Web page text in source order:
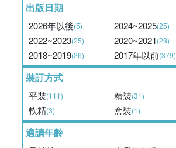
出版日期
2026年以後(5) 2024~2025(25)
2022~2023(25) 2020~2021(28)
2018~2019(26) 2017年以前(379)
裝訂方式
平裝(111) 精裝(31)
軟精(3) 盒裝(1)
適讀年齡